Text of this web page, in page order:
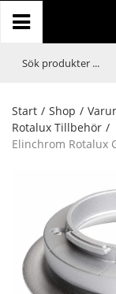
Start / Shop /
Rotalux Tillbehör /
Elinchrom Rotalux